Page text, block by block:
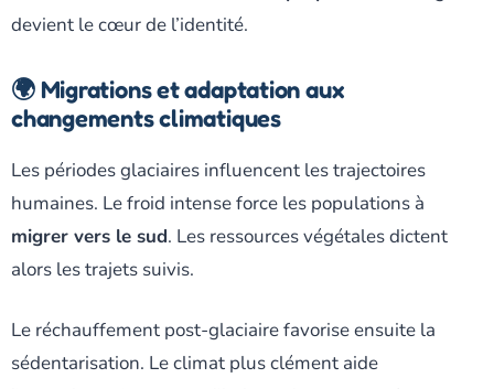
devient le cœur de l’identité.
🌍 Migrations et adaptation aux
changements climatiques
Les périodes glaciaires influencent les trajectoires
humaines. Le froid intense force les populations à
migrer vers le sud. Les ressources végétales dictent
alors les trajets suivis.
Le réchauffement post-glaciaire favorise ensuite la
sédentarisation. Le climat plus clément aide